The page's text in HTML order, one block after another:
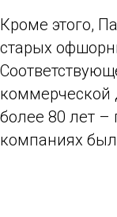
Кроме этого,
старых
коммерческой
более 80 лет
компаниях был